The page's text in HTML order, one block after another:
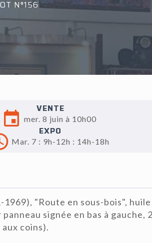
N°156
VENTE
mer. 8 juin à 10h00
EXPO
Mar. 7 : 9h-12h : 14h-18h
"Route en sous-bois",
signée en bas à gauche,
coins).